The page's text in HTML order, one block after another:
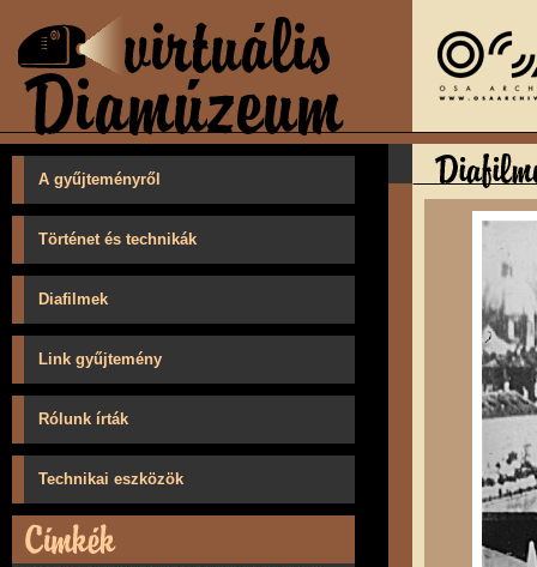
A gyűjteményről
Történet és technikák
Diafilmek
Link gyűjtemény
Rólunk írták
Technikai eszközök